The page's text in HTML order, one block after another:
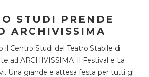
STUDI PRENDE
ARCHIVISSIMA
il Centro Studi del Teatro Stabile di
ad ARCHIVISSIMA. Il Festival e La
Una grande e attesa festa per tutti gli